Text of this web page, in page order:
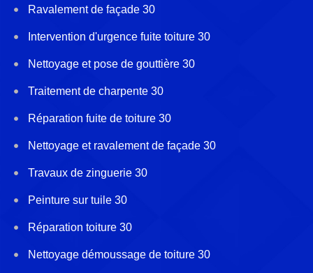
Ravalement de façade 30
Intervention d'urgence fuite toiture 30
Nettoyage et pose de gouttière 30
Traitement de charpente 30
Réparation fuite de toiture 30
Nettoyage et ravalement de façade 30
Travaux de zinguerie 30
Peinture sur tuile 30
Réparation toiture 30
Nettoyage démoussage de toiture 30